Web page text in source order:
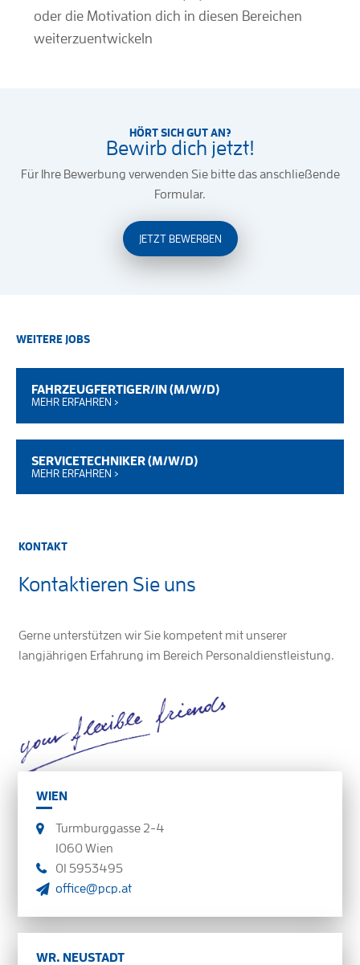
oder die Motivation dich in diesen Bereichen
weiterzuentwickeln
HÖRT SICH GUT AN?
Bewirb dich jetzt!
Für Ihre Bewerbung verwenden Sie bitte das anschließende
Formular.
JETZT BEWERBEN
WEITERE JOBS
FAHRZEUGFERTIGER/IN (M/W/D)
MEHR ERFAHREN ›
SERVICETECHNIKER (M/W/D)
MEHR ERFAHREN ›
KONTAKT
Kontaktieren Sie uns
Gerne unterstützen wir Sie kompetent mit unserer
langjährigen Erfahrung im Bereich Personaldienstleistung.
WIEN
Turmburggasse 2-4
1060 Wien
01 5953495
office@pcp.at
WR. NEUSTADT